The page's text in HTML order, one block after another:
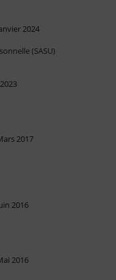
2024
(SASU)
2017
2016
2016